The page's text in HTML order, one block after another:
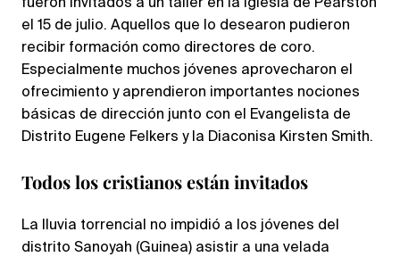
fueron invitados a un taller en la iglesia de Pearston
el 15 de julio. Aquellos que lo desearon pudieron
recibir formación como directores de coro.
Especialmente muchos jóvenes aprovecharon el
ofrecimiento y aprendieron importantes nociones
básicas de dirección junto con el Evangelista de
Distrito Eugene Felkers y la Diaconisa Kirsten Smith.
Todos los cristianos están invitados
La lluvia torrencial no impidió a los jóvenes del
distrito Sanoyah (Guinea) asistir a una velada